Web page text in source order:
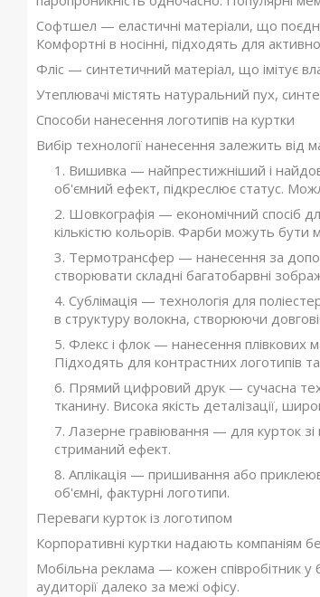
Софтшел — еластичні матеріали, що
Комфортні в носінні, підходять для
Фліс — синтетичний матеріал, що імітує
Утеплювачі містять натуральний пух,
Способи нанесення логотипів на куртки
Вибір технології нанесення залежить від
Вишивка — найпрестижніший і
об'ємний ефект, підкреслює статус.
Шовкографія — економічний спосіб
кількістю кольорів. Фарби можуть
Термотрансфер — нанесення за
створювати складні багатобарвні
Сублімація — технологія для
в структуру волокна, створюючи
Флекс і флок — нанесення плівкових
Підходять для контрастних логотипів та
Прямий цифровий друк — сучасна
тканину. Висока якість деталізації,
Лазерне гравіювання — для курток
стриманий ефект.
Аплікація — пришивання або
об'ємні, фактурні логотипи.
Переваги курток із логотипом
Корпоративні куртки надають компаніям
Мобільна реклама — кожен співробітник
аудиторії далеко за межі офісу.